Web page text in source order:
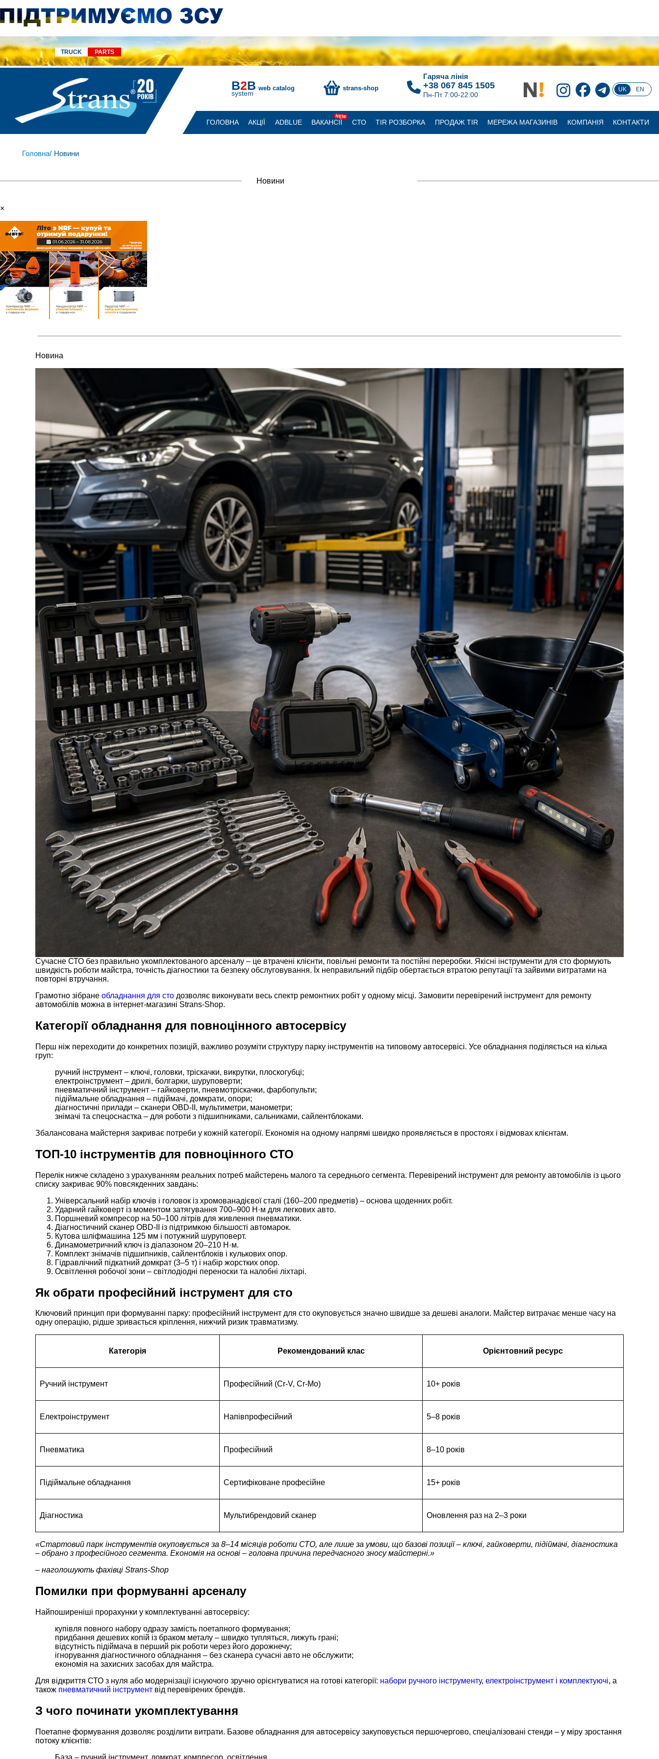
TRUCK PARTS
B2B
system
web catalog strans-shop
Гаряча лінія
+38 067 845 1505
Пн-Пт 7:00-22:00
UK EN
ГОЛОВНА АКЦІЇ ADBLUE ВАКАНСІЇ
NEW
СТО TIR РОЗБОРКА ПРОДАЖ TIR МЕРЕЖА МАГАЗИНІВ КОМПАНІЯ КОНТАКТИ
Головна/ Новини
Новини
×
Новина
Сучасне СТО без правильно укомплектованого арсеналу – це втрачені клієнти, повільні ремонти та постійні переробки. Якісні інструменти для сто формують
швидкість роботи майстра, точність діагностики та безпеку обслуговування. Їх неправильний підбір обертається втратою репутації та зайвими витратами на
повторні втручання.
Грамотно зібране обладнання для сто дозволяє виконувати весь спектр ремонтних робіт у одному місці. Замовити перевірений інструмент для ремонту
автомобілів можна в інтернет-магазині Strans-Shop.
Категорії обладнання для повноцінного автосервісу
Перш ніж переходити до конкретних позицій, важливо розуміти структуру парку інструментів на типовому автосервісі. Усе обладнання поділяється на кілька
груп:
ручний інструмент – ключі, головки, тріскачки, викрутки, плоскогубці;
електроінструмент – дрилі, болгарки, шуруповерти;
пневматичний інструмент – гайковерти, пневмотріскачки, фарбопульти;
підіймальне обладнання – підіймачі, домкрати, опори;
діагностичні прилади – сканери OBD-II, мультиметри, манометри;
знімачі та спецоснастка – для роботи з підшипниками, сальниками, сайлентблоками.
Збалансована майстерня закриває потреби у кожній категорії. Економія на одному напрямі швидко проявляється в простоях і відмовах клієнтам.
ТОП-10 інструментів для повноцінного СТО
Перелік нижче складено з урахуванням реальних потреб майстерень малого та середнього сегмента. Перевірений інструмент для ремонту автомобілів із цього
списку закриває 90% повсякденних завдань:
Універсальний набір ключів і головок із хромованадієвої сталі (160–200 предметів) – основа щоденних робіт.
Ударний гайковерт із моментом затягування 700–900 Н·м для легкових авто.
Поршневий компресор на 50–100 літрів для живлення пневматики.
Діагностичний сканер OBD-II із підтримкою більшості автомарок.
Кутова шліфмашина 125 мм і потужний шуруповерт.
Динамометричний ключ із діапазоном 20–210 Н·м.
Комплект знімачів підшипників, сайлентблоків і кулькових опор.
Гідравлічний підкатний домкрат (3–5 т) і набір жорстких опор.
Освітлення робочої зони – світлодіодні переноски та налобні ліхтарі.
Як обрати професійний інструмент для сто
Ключовий принцип при формуванні парку: професійний інструмент для сто окуповується значно швидше за дешеві аналоги. Майстер витрачає менше часу на
одну операцію, рідше зривається кріплення, нижчий ризик травматизму.
Категорія Рекомендований клас Орієнтовний ресурс
Ручний інструмент Професійний (Cr-V, Cr-Mo) 10+ років
Електроінструмент Напівпрофесійний 5–8 років
Пневматика Професійний 8–10 років
Підіймальне обладнання Сертифіковане професійне 15+ років
Діагностика Мультибрендовий сканер Оновлення раз на 2–3 роки
«Стартовий парк інструментів окуповується за 8–14 місяців роботи СТО, але лише за умови, що базові позиції – ключі, гайковерти, підіймачі, діагностика
– обрано з професійного сегмента. Економія на основі – головна причина передчасного зносу майстерні.»
– наголошують фахівці Strans-Shop
Помилки при формуванні арсеналу
Найпоширеніші прорахунки у комплектуванні автосервісу:
купівля повного набору одразу замість поетапного формування;
придбання дешевих копій із браком металу – швидко тупляться, лижуть грані;
відсутність підіймача в перший рік роботи через його дорожнечу;
ігнорування діагностичного обладнання – без сканера сучасні авто не обслужити;
економія на захисних засобах для майстра.
Для відкриття СТО з нуля або модернізації існуючого зручно орієнтуватися на готові категорії: набори ручного інструменту, електроінструмент і комплектуючі, а
також пневматичний інструмент від перевірених брендів.
З чого починати укомплектування
Поетапне формування дозволяє розділити витрати. Базове обладнання для автосервісу закуповується першочергово, спеціалізовані стенди – у міру зростання
потоку клієнтів:
База – ручний інструмент, домкрат, компресор, освітлення.